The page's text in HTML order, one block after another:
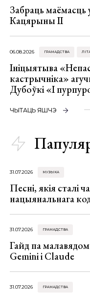
Забраць маёмасць
Кацярыны ІІ
06.08.2026 ГРАМАДСТВА
Ініцыятыва
кастрычніка»
Дубоўкі «І
ЧЫТАЦЬ ЯШЧЭ
31.07.2026 МУЗЫКА
Песні, якія сталі
нацыянальнага
31.07.2026 ГРАМАДСТВА
Гайд па
Gemini і Claude
31.07.2026 ГРАМАДСТВА